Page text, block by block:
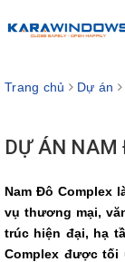
Trang chủ Dự án
DỰ ÁN NAM
Nam Đô Complex
vụ thương mại,
trúc hiện đại, hạ
Complex được